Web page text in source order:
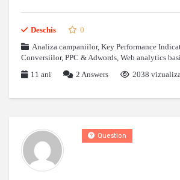
Deschis
0
Analiza campaniilor, Key Performance
Conversiilor, PPC & Adwords, Web analytics
11 ani
2 Answers 2038
Question